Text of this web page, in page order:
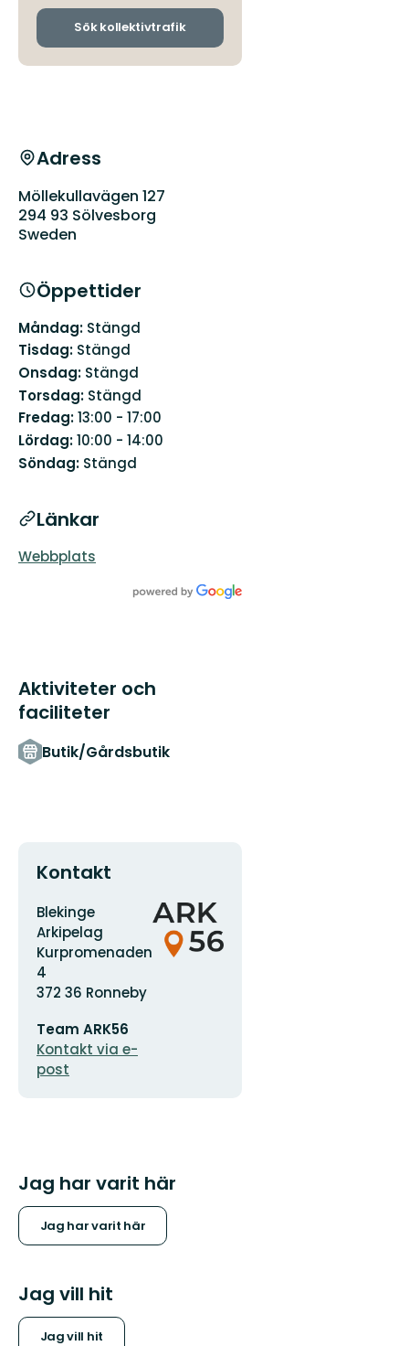
och
Sök kollektivtrafik
Adress
Möllekullavägen 127
294 93 Sölvesborg
Sweden
Öppettider
Måndag: Stängd
Tisdag: Stängd
Onsdag: Stängd
Torsdag: Stängd
Fredag:13:00 - 17:00
Lördag:10:00 - 14:00
Söndag: Stängd
Länkar
Webbplats
Aktiviteter och
faciliteter
Butik/Gårdsbutik
Kontakt
Adress
Blekinge
Arkipelag
Kurpromenaden
4
372 36 Ronneby
postadress
Team ARK56
Kontakt via e-
post
Organisationens
logotyp
Jag har varit här
Jag har varit här
Jag vill hit
Jag vill hit